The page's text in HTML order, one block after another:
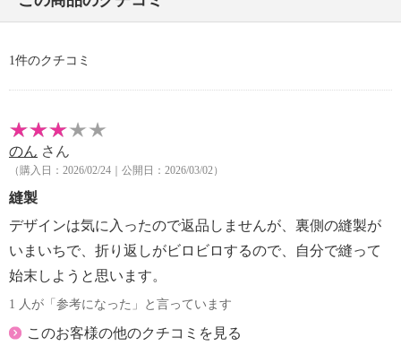
1件のクチコミ
のん さん
（購入日：2026/02/24｜公開日：2026/03/02）
縫製
デザインは気に入ったので返品しませんが、裏側の縫製が
いまいちで、折り返しがビロビロするので、自分で縫って
始末しようと思います。
1 人が「参考になった」と言っています
このお客様の他のクチコミを見る